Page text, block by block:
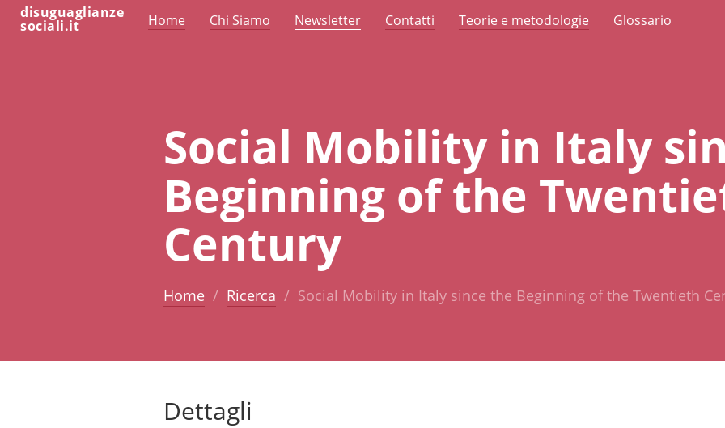
disuguaglianze
sociali.it Home Chi Siamo Newsletter Contatti Teorie e metodologie Glossario
Social Mobility in Italy
Beginning of the
Century
Home Ricerca Social Mobility in Italy since the Beginning of the Twentieth
Dettagli